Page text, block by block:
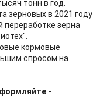
тонн в год.
зерновых в 2021 году
переработке зерна
кормовые
спросом на
-